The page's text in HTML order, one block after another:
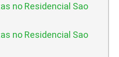
no Residencial Sao
no Residencial Sao